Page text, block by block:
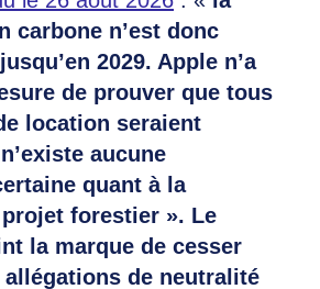
carbone n’est donc
2029. Apple n’a
de prouver que tous
location seraient
aucune
quant à la
forestier ». Le
la marque de cesser
allégations de neutralité